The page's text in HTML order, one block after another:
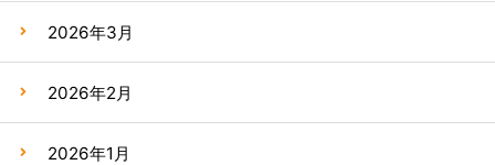
2026年3月
2026年2月
2026年1月